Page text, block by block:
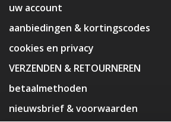
uw account
aanbiedingen & kortingscodes
cookies en privacy
VERZENDEN & RETOURNEREN
betaalmethoden
nieuwsbrief & voorwaarden